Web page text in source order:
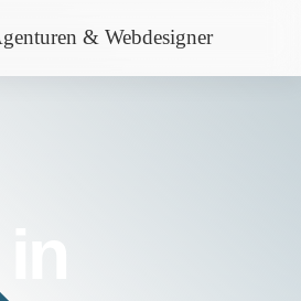
& Webdesigner